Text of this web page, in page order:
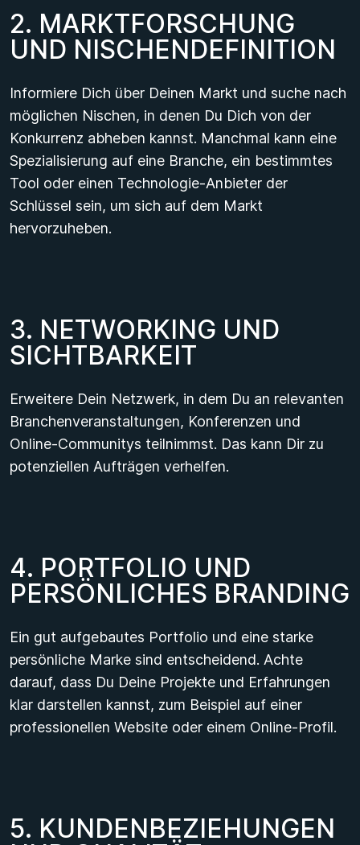
2. MARKTFORSCHUNG
UND NISCHENDEFINITION
Informiere Dich über Deinen Markt und suche nach
möglichen Nischen, in denen Du Dich von der
Konkurrenz abheben kannst. Manchmal kann eine
Spezialisierung auf eine Branche, ein bestimmtes
Tool oder einen Technologie-Anbieter der
Schlüssel sein, um sich auf dem Markt
hervorzuheben.
3. NETWORKING UND
SICHTBARKEIT
Erweitere Dein Netzwerk, in dem Du an relevanten
Branchenveranstaltungen, Konferenzen und
Online-Communitys teilnimmst. Das kann Dir zu
potenziellen Aufträgen verhelfen.
4. PORTFOLIO UND
PERSÖNLICHES BRANDING
Ein gut aufgebautes Portfolio und eine starke
persönliche Marke sind entscheidend. Achte
darauf, dass Du Deine Projekte und Erfahrungen
klar darstellen kannst, zum Beispiel auf einer
professionellen Website oder einem Online-Profil.
5. KUNDENBEZIEHUNGEN